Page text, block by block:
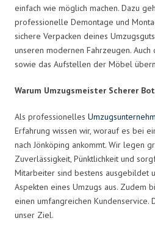
einfach wie möglich machen. Dazu
professionelle Demontage und
sichere Verpacken deines
unseren modernen Fahrzeugen. Auch
sowie das Aufstellen der Möbel
Warum Umzugsmeister Scherer
Als professionelles
Erfahrung wissen wir, worauf es bei
nach Jönköping ankommt. Wir legen
Zuverlässigkeit, Pünktlichkeit und
Mitarbeiter sind bestens ausgebildet
Aspekten eines Umzugs aus. Zudem
einen umfangreichen
unser Ziel.